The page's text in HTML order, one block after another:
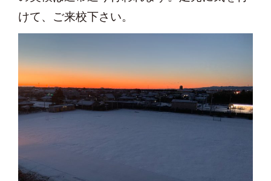
けて、ご来校下さい。